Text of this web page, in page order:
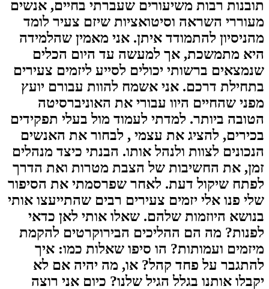
תובנות רבות משיעורים שעברתי בחיים, אנשים
מעוררי השראה וסיטואציות שיזם צעיר לומד
מהניסיון להתמודד איתן. אני מאמין שהלמידה
היא מתמשכת, אך למעשה עד היום הכלים
שנמצאים ברשותי יכולים לסייע ליזמים צעירים
בתחילת דרכם. אני אשמח להוות עבורם יועץ
מפני שהחיים היוו עבורי את האוניברסיטה
הטובה ביותר. למדתי לעמוד מול בעלי תפקידים
בכירים, להציג את עצמי , לבחור את האנשים
הנכונים לצוות ולנהל אותו. הבנתי כיצד מנהלים
זמן, את החשיבות של הצבת מטרות ואת הדרך
לפתח שיקול דעת. לאחר שפרסמתי את הסיפור
שלי פנו אלי יזמים צעירים רבים שהתייעצו אותי
בנושא היוזמות שלהם. שאלו אותי לאן כדאי
לפנות? מה הם ההליכים הבירוקרטים להקמת
מיזמים ועמותות? הו סיפו שאלות כמו: איך
להתגבר על פחד קהל? או, מה יהיה אם לא
יקבלו אותנו בגלל הגיל שלנו? כיום אני רוצה